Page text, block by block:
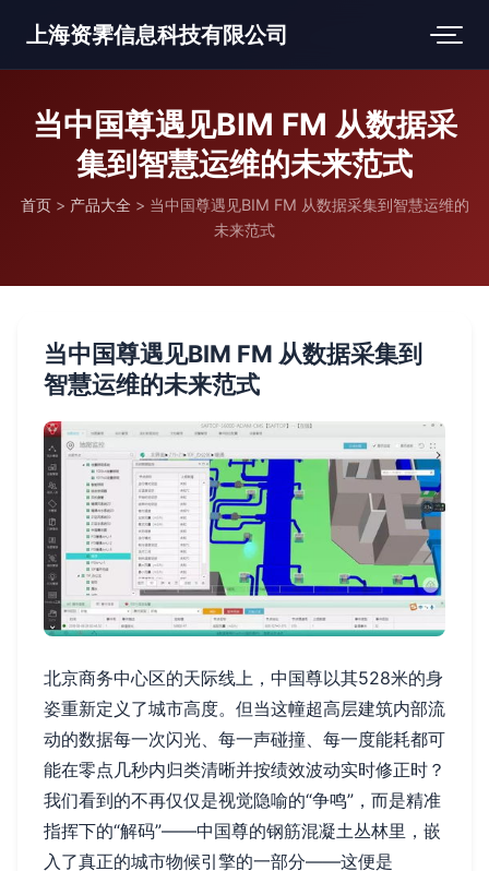
上海资霁信息科技有限公司
当中国尊遇见BIM FM 从数据采
集到智慧运维的未来范式
首页 > 产品大全 > 当中国尊遇见BIM FM 从数据采集到智慧运维的
未来范式
当中国尊遇见BIM FM 从数据采集到
智慧运维的未来范式
北京商务中心区的天际线上，中国尊以其528米的身
姿重新定义了城市高度。但当这幢超高层建筑内部流
动的数据每一次闪光、每一声碰撞、每一度能耗都可
能在零点几秒内归类清晰并按绩效波动实时修正时？
我们看到的不再仅仅是视觉隐喻的“争鸣”，而是精准
指挥下的“解码”——中国尊的钢筋混凝土丛林里，嵌
入了真正的城市物候引擎的一部分——这便是